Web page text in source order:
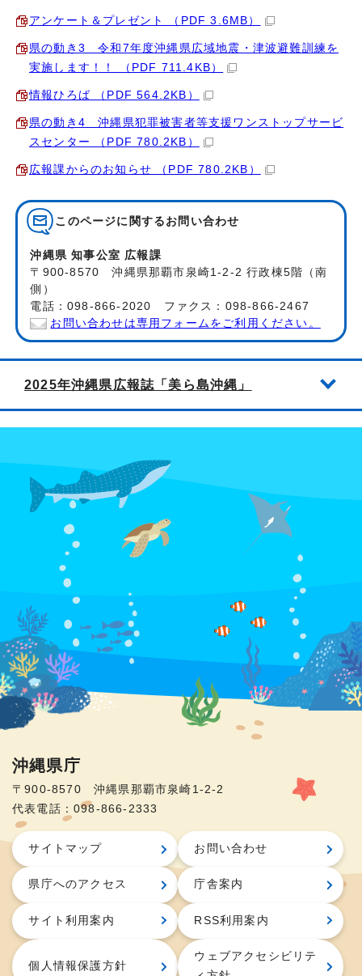
アンケート＆プレゼント （PDF 3.6MB）
県の動き3 令和7年度沖縄県広域地震・津波避難訓練を
実施します！！ （PDF 711.4KB）
情報ひろば （PDF 564.2KB）
県の動き4 沖縄県犯罪被害者等支援ワンストップサービ
スセンター （PDF 780.2KB）
広報課からのお知らせ （PDF 780.2KB）
このページに関する お問い合わせ
沖縄県 知事公室 広報課
〒900-8570 沖縄県那覇市泉崎1-2-2 行政棟5階（南
側）
電話：098-866-2020 ファクス：098-866-2467
お問い合わせは専用フォームをご利用ください。
2025年沖縄県広報誌「美ら島沖縄」
沖縄県庁
〒900-8570 沖縄県那覇市泉崎1-2-2
代表電話：098-866-2333
サイトマップ お問い合わせ
県庁へのアクセス 庁舎案内
サイト利用案内 RSS利用案内
個人情報保護方針
ウェブアクセシビリテ